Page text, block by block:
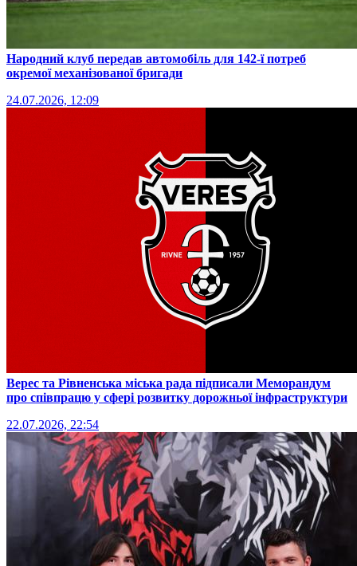
Народний клуб передав автомобіль для 142-ї потреб
окремої механізованої бригади
24.07.2026, 12:09
Верес та Рівненська міська рада підписали Меморандум
про співпрацю у сфері розвитку дорожньої інфраструктури
22.07.2026, 22:54